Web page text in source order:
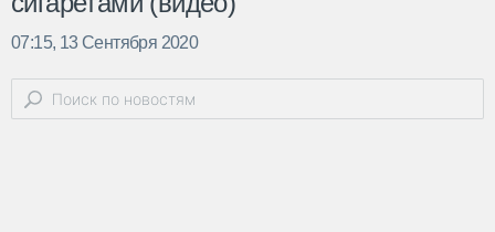
07:15, 13 Сентября 2020